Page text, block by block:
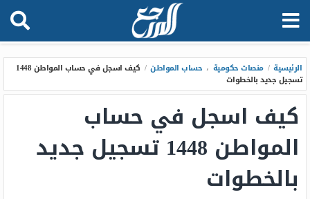
الرئيسية / منصات حكومية ، حساب المواطن /
كيف اسجل في حساب المواطن 1448
تسجيل جديد بالخطوات
كيف اسجل في حساب
المواطن 1448 تسجيل جديد
بالخطوات